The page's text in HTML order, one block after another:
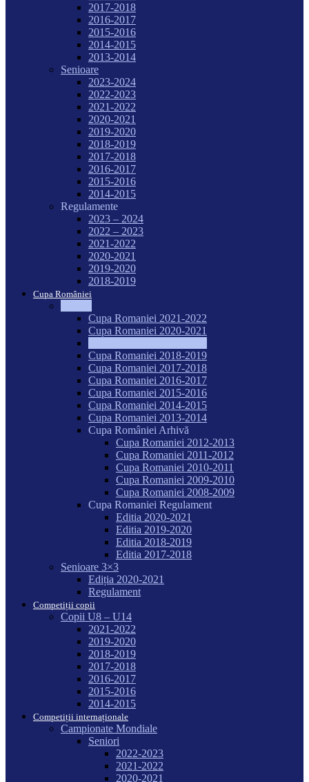
2017-2018
2016-2017
2015-2016
2014-2015
2013-2014
Senioare
2023-2024
2022-2023
2021-2022
2020-2021
2019-2020
2018-2019
2017-2018
2016-2017
2015-2016
2014-2015
Regulamente
2023 – 2024
2022 – 2023
2021-2022
2020-2021
2019-2020
2018-2019
Cupa României
Cupa Romaniei 2021-2022
Cupa Romaniei 2020-2021
Cupa Romaniei 2018-2019
Cupa Romaniei 2017-2018
Cupa Romaniei 2016-2017
Cupa Romaniei 2015-2016
Cupa Romaniei 2014-2015
Cupa Romaniei 2013-2014
Cupa României Arhivă
Cupa Romaniei 2012-2013
Cupa Romaniei 2011-2012
Cupa Romaniei 2010-2011
Cupa Romaniei 2009-2010
Cupa Romaniei 2008-2009
Cupa Romaniei Regulament
Editia 2020-2021
Editia 2019-2020
Editia 2018-2019
Editia 2017-2018
Senioare 3×3
Ediția 2020-2021
Regulament
Competiții copii
Copii U8 – U14
2021-2022
2019-2020
2018-2019
2017-2018
2016-2017
2015-2016
2014-2015
Competiții internaționale
Campionate Mondiale
Seniori
2022-2023
2021-2022
2020-2021